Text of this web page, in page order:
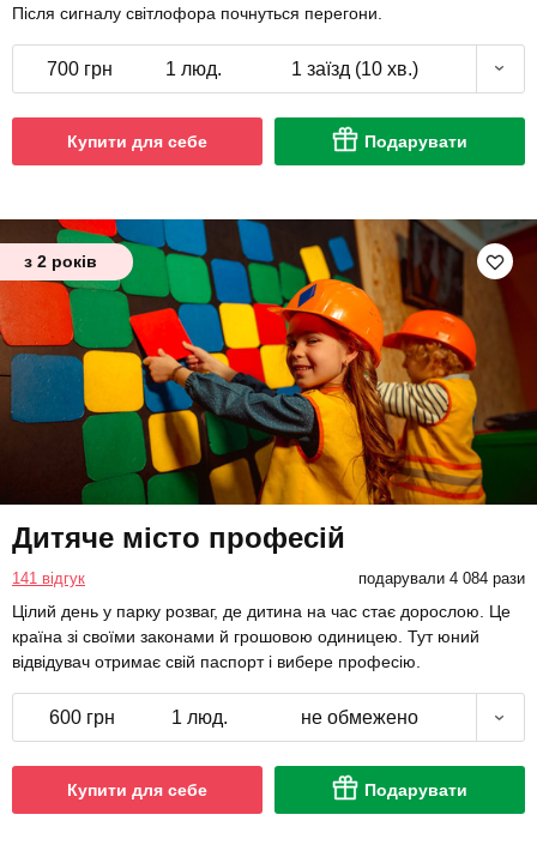
Після сигналу світлофора почнуться перегони.
700 грн 1 люд. 1 заїзд (10 хв.)
Купити для себе Подарувати
з 2 років
Дитяче місто професій
141 відгук подарували 4 084 рази
Цілий день у парку розваг, де дитина на час стає дорослою. Це
країна зі своїми законами й грошовою одиницею. Тут юний
відвідувач отримає свій паспорт і вибере професію.
600 грн 1 люд. не обмежено
Купити для себе Подарувати